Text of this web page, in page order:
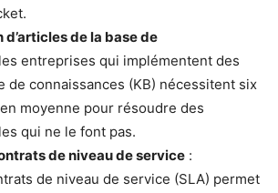
de la base de
entreprises qui implémentent des
de connaissances (KB) nécessitent six
moyenne pour résoudre des
qui ne le font pas.
de niveau de service :
de niveau de service (SLA) permet